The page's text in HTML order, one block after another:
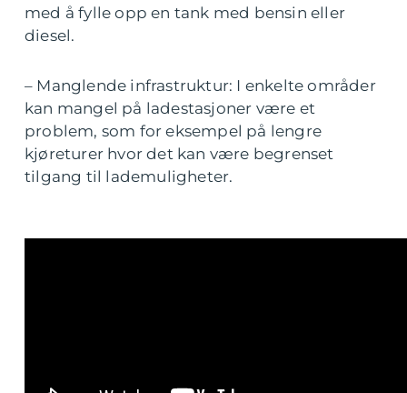
med å fylle opp en tank med bensin eller
diesel.
– Manglende infrastruktur: I enkelte områder
kan mangel på ladestasjoner være et
problem, som for eksempel på lengre
kjøreturer hvor det kan være begrenset
tilgang til lademuligheter.